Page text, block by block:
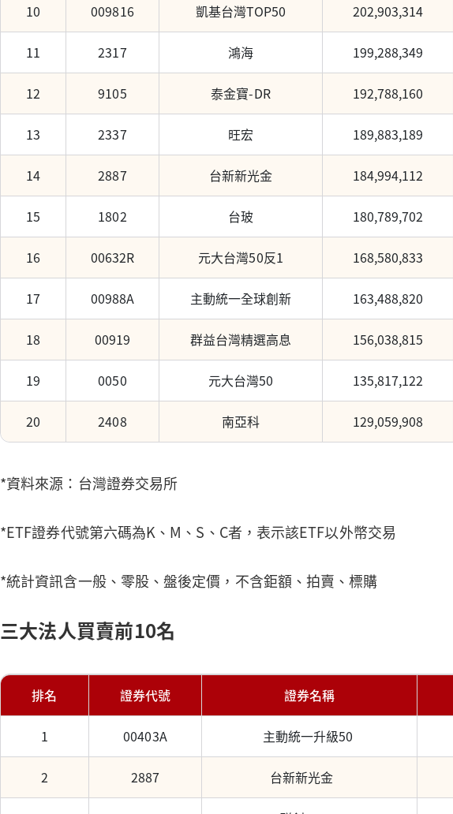
10 009816 凱基台灣TOP50 202,903,314
11 2317 鴻海 199,288,349
12 9105 泰金寶-DR 192,788,160
13 2337 旺宏 189,883,189
14 2887 台新新光金 184,994,112
15 1802 台玻 180,789,702
16 00632R 元大台灣50反1 168,580,833
17 00988A 主動統一全球創新 163,488,820
18 00919 群益台灣精選高息 156,038,815
19 0050 元大台灣50 135,817,122
20 2408 南亞科 129,059,908
*資料來源：台灣證券交易所
*ETF證券代號第六碼為K、M、S、C者，表示該ETF以外幣交易
*統計資訊含一般、零股、盤後定價，不含鉅額、拍賣、標購
三大法人買賣前10名
排名 證券代號 證券名稱
1 00403A 主動統一升級50
2 2887 台新新光金